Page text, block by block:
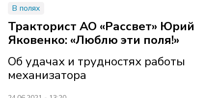
В полях
Тракторист АО «Рассвет» Юрий
Яковенко: «Люблю эти поля!»
Об удачах и трудностях работы
механизатора